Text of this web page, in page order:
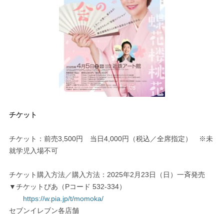
チケット
チケット：前売3,500円 当日4,000円（税込／全席指定） ※未
就学児入場不可
チケット購入方法／購入方法：2025年2月23日（日）一斉発売
▼チケットぴあ（Pコード 532-334）
https://w.pia.jp/t/momoka/
セブンイレブン各店舗